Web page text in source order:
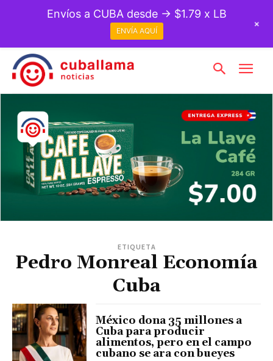
ETIQUETA
Pedro Monreal Economía
Cuba
México dona 35 millones a
Cuba para producir
alimentos, pero en el campo
cubano se ara con bueyes
Envíos a CUBA desde → $1.79 x LB
ENVÍA AQUÍ
+